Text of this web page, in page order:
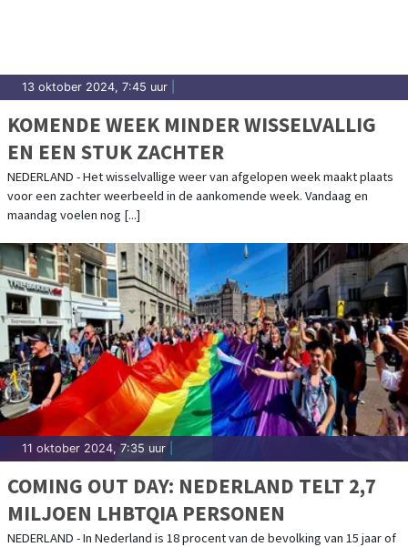
13 oktober 2024, 7:45 uur
KOMENDE WEEK MINDER WISSELVALLIG
EN EEN STUK ZACHTER
NEDERLAND - Het wisselvallige weer van afgelopen week maakt plaats
voor een zachter weerbeeld in de aankomende week. Vandaag en
maandag voelen nog [...]
11 oktober 2024, 7:35 uur
COMING OUT DAY: NEDERLAND TELT 2,7
MILJOEN LHBTQIA PERSONEN
NEDERLAND - In Nederland is 18 procent van de bevolking van 15 jaar of